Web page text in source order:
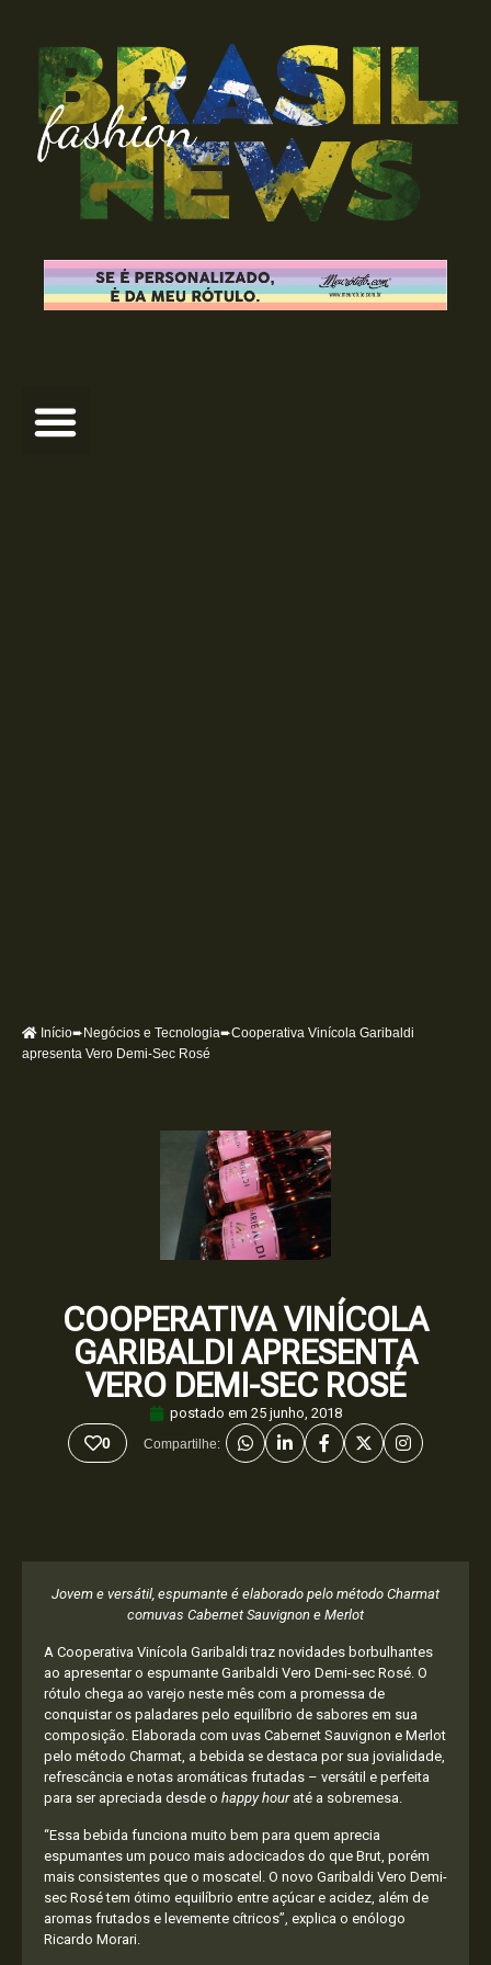
Início➨Negócios e Tecnologia➨Cooperativa Vinícola Garibaldi
apresenta Vero Demi-Sec Rosé
COOPERATIVA VINÍCOLA
GARIBALDI APRESENTA
VERO DEMI-SEC ROSÉ
postado em 25 junho, 2018
0 Compartilhe:
Jovem e versátil, espumante é elaborado pelo método Charmat
comuvas Cabernet Sauvignon e Merlot
A Cooperativa Vinícola Garibaldi traz novidades borbulhantes
ao apresentar o espumante Garibaldi Vero Demi-sec Rosé. O
rótulo chega ao varejo neste mês com a promessa de
conquistar os paladares pelo equilíbrio de sabores em sua
composição. Elaborada com uvas Cabernet Sauvignon e Merlot
pelo método Charmat, a bebida se destaca por sua jovialidade,
refrescância e notas aromáticas frutadas – versátil e perfeita
para ser apreciada desde o happy houraté a sobremesa.
“Essa bebida funciona muito bem para quem aprecia
espumantes um pouco mais adocicados do que Brut, porém
mais consistentes que o moscatel. O novo Garibaldi Vero Demi-
sec Rosé tem ótimo equilíbrio entre açúcar e acidez, além de
aromas frutados e levemente cítricos”, explica o enólogo
Ricardo Morari.